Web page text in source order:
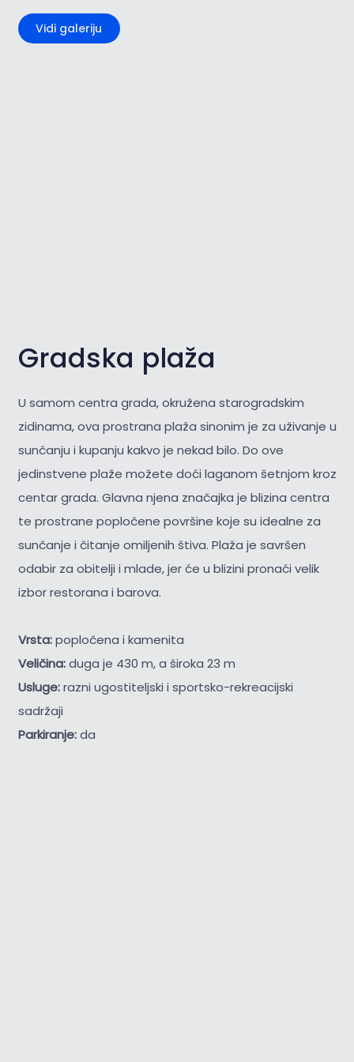
Vidi galeriju
Gradska plaža
U samom centra grada, okružena starogradskim
zidinama, ova prostrana plaža sinonim je za uživanje u
sunčanju i kupanju kakvo je nekad bilo. Do ove
jedinstvene plaže možete doći laganom šetnjom kroz
centar grada. Glavna njena značajka je blizina centra
te prostrane popločene površine koje su idealne za
sunčanje i čitanje omiljenih štiva. Plaža je savršen
odabir za obitelji i mlade, jer će u blizini pronaći velik
izbor restorana i barova.
Vrsta:popločena i kamenita
Veličina:duga je 430 m, a široka 23 m
Usluge:razni ugostiteljski i sportsko-rekreacijski
sadržaji
Parkiranje:da